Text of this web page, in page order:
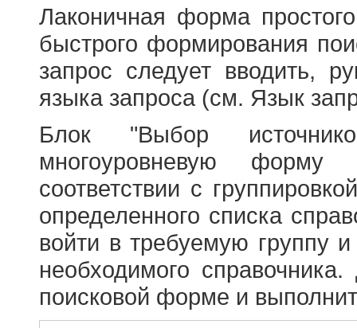
Лаконичная форма
быстрого формирования
запрос следует вводить,
языка запроса (см. Язык
Блок "Выбор
многоуровневую форму
соответствии с
определенного списка
войти в требуемую группу и
необходимого
поисковой форме и